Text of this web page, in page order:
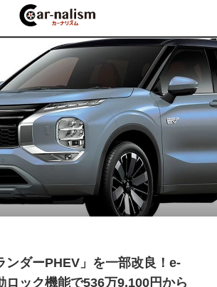
ンダーPHEV」を一部改良！e-
ック機能で536万9,100円から